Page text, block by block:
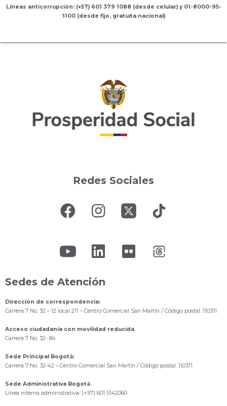
Líneas anticorrupción: (+57) 601 379 1088 (desde celular) y 01-8000-95-
1100 (desde fijo, gratuita nacional)
Redes Sociales
Sedes de Atención
Dirección de correspondencia:
Carrera 7 No. 32 – 12 local 211 – Centro Comercial San Martín / Código postal: 110311
Acceso ciudadanía con movilidad reducida
Carrera 7 No. 32- 84
Sede Principal Bogotá:
Carrera 7 No. 32-42 – Centro Comercial San Martín / Código postal: 110311
Sede Administrativa Bogotá
Línea interna administrativa: (+57) 601 5142060